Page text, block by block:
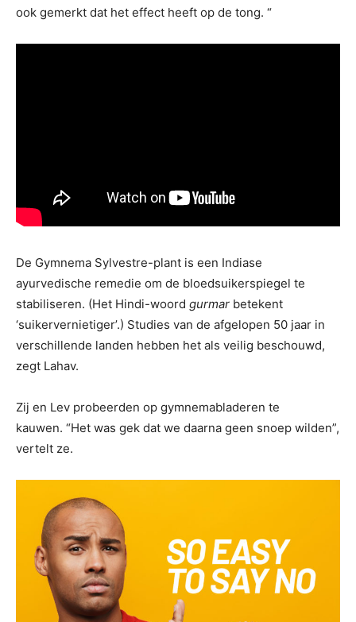
ook gemerkt dat het effect heeft op de tong. “
De Gymnema Sylvestre-plant is een Indiase
ayurvedische remedie om de bloedsuikerspiegel te
stabiliseren. (Het Hindi-woord gurmar betekent
‘suikervernietiger’.) Studies van de afgelopen 50 jaar in
verschillende landen hebben het als veilig beschouwd,
zegt Lahav.
Zij en Lev probeerden op gymnemabladeren te
kauwen. “Het was gek dat we daarna geen snoep wilden”,
vertelt ze.